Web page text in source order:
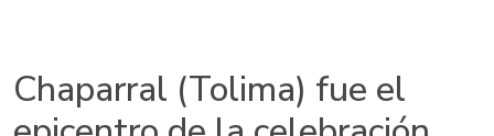
Chaparral (Tolima) fue el